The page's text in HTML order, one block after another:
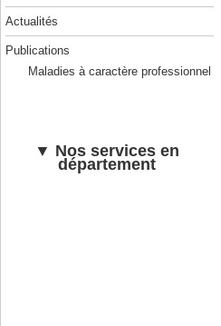
Actualités
Publications
Maladies à caractère professionnel
▼ Nos services en
département